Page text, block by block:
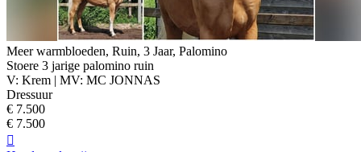
Meer warmbloeden, Ruin, 3 Jaar, Palomino
Stoere 3 jarige palomino ruin
V: Krem | MV: MC JONNAS
Dressuur
€ 7.500
€ 7.500
